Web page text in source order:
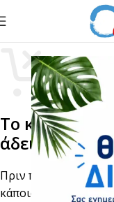
Το καλάθι
άδειο.
Πριν προχωρήσετε
κάποια προϊόντα